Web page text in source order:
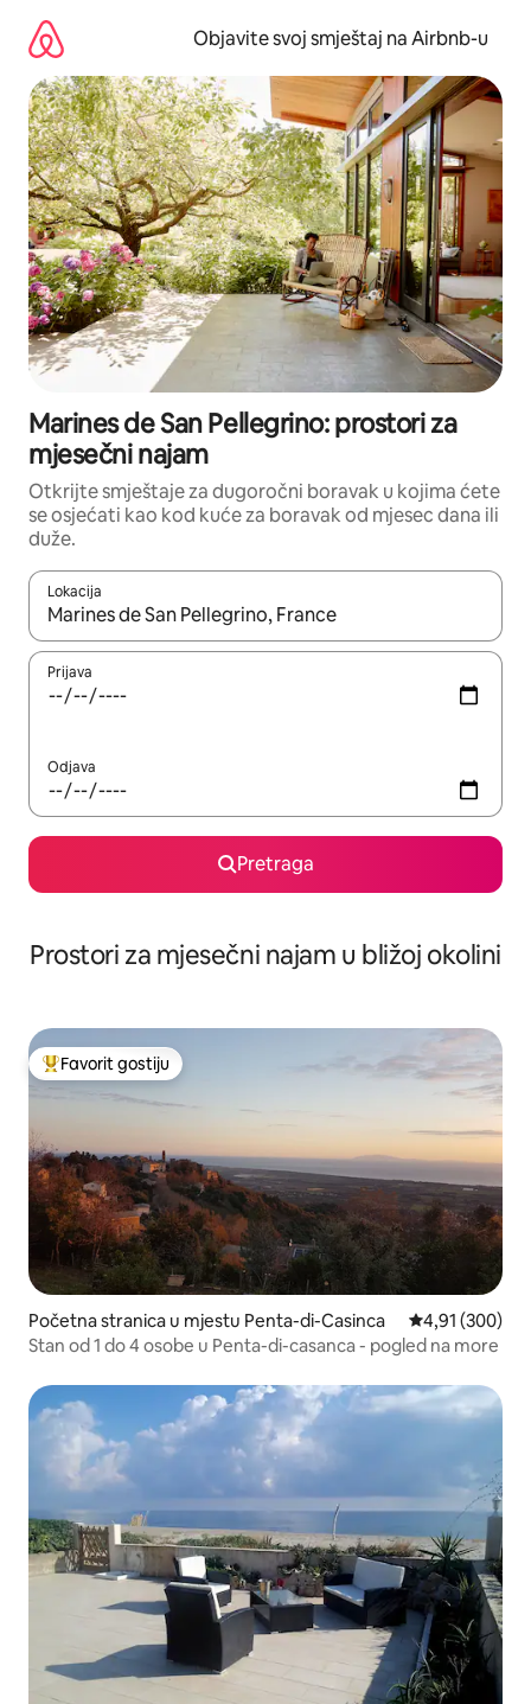
sadržaj
Objavite svoj smještaj na Airbnb-u
Marines de San Pellegrino: prostori za
mjesečni najam
Otkrijte smještaje za dugoročni boravak u kojima ćete
se osjećati kao kod kuće za boravak od mjesec dana ili
duže.
Lokacija
Kad su rezultati dostupni, možete da se krećete kroz njih
Prijava
Odjava
Pretraga
Prostori za mjesečni najam u bližoj okolini
Glavni favorit gostiju
Favorit gostiju
Početna stranica u mjestu Penta-di-Casinca prosječna
4,91 (300)
Stan od 1 do 4 osobe u Penta-di-casanca - pogled na more